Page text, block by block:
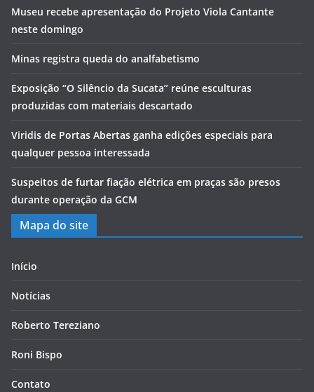
Museu recebe apresentação do Projeto Viola Cantante
neste domingo
Minas registra queda do analfabetismo
Exposição “O Silêncio da Sucata” reúne esculturas
produzidas com materiais descartado
Viridis de Portas Abertas ganha edições especiais para
qualquer pessoa interessada
Suspeitos de furtar fiação elétrica em praças são presos
durante operação da GCM
Mapa do site
Início
Notícias
Roberto Tereziano
Roni Bispo
Contato